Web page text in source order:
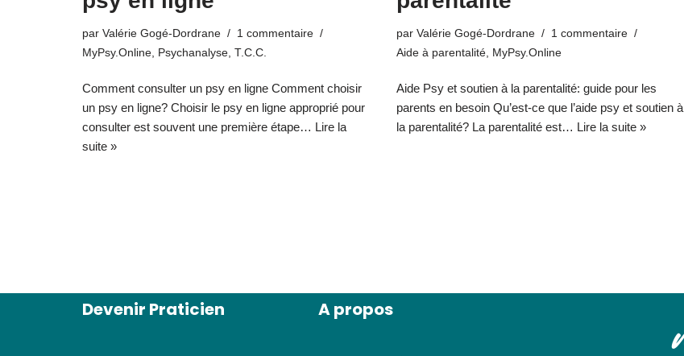
par Valérie Gogé-Dordrane
1 commentaire
MyPsy.Online, Psychanalyse, T.C.C.
Comment consulter un psy en ligne Comment choisir
un psy en ligne? Choisir le psy en ligne approprié pour
consulter est souvent une première étape… Lire la
suite »
par Valérie Gogé-Dordrane
1 commentaire
Aide à parentalité, MyPsy.Online
Aide Psy et soutien à la parentalité: guide pour les
parents en besoin Qu’est-ce que l’aide psy et soutien à
la parentalité? La parentalité est… Lire la suite »
Devenir Praticien A propos